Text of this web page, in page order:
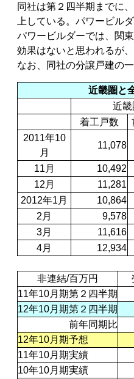
同社は第２四半期までに
上している。パワービル
パワービルダーでは、関
効果はないと思われるが
なお、同社の分譲戸建の
近畿圏と
近畿
着工戸数
2011年10
月
11,078
11月 10,492
12月
11,281
2012年1月 10,864
2月
9,578
3月
11,616
4月
12,934
非連結/百万円
11年10月期第２四半期
12年10月期第２四半期
前年同期比
12年10月期予想
11年10月期実績
10年10月期実績